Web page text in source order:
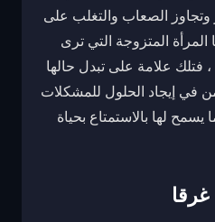
وتجاوز الصعاب والتغلب على
المرأة المتزوجة التي ترى
فتلك علامة على تبدل حالها
في إيجاد الحلول للمشكلات
يسمح لها بالاستمتاع بحياة